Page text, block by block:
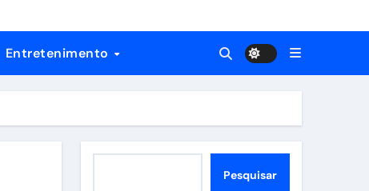
profissional e ampliar serviços públicos
Entretenimento
Pesquisar